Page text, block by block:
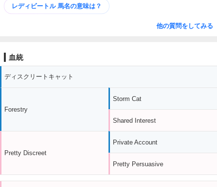
レディビートル 馬名の意味は？
他の質問をしてみる
血統
ディスクリートキャット
Forestry
Pretty Discreet
Storm Cat
Shared Interest
Private Account
Pretty Persuasive